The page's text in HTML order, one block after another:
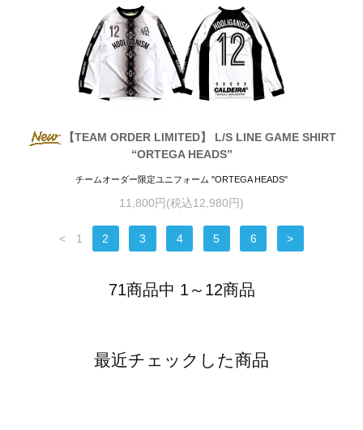
【TEAM ORDER LIMITED】 L/S LINE GAME SHIRT
“ORTEGA HEADS”
チームオーダー限定ユニフォーム "ORTEGA HEADS"
11,800円(税込12,980円)
< 1 2 3 4 5 6 >
71商品中 1～12商品
最近チェックした商品